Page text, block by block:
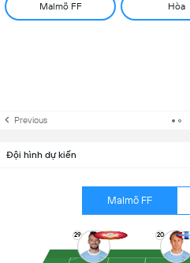
Malmö FF Hòa
Previous
Đội hình dự kiến
Malmö FF
20
29